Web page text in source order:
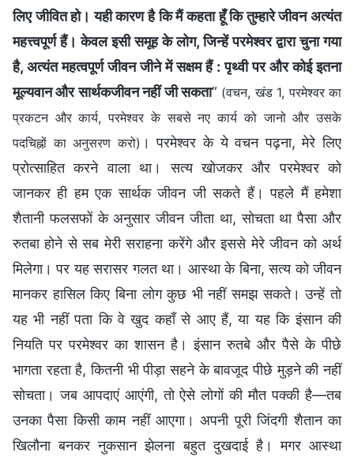
लिए जीवित हो। यही कारण है कि मैं कहता हूँ कि तुम्हारे जीवन अत्यंत
महत्त्वपूर्ण हैं। केवल इसी समूह के लोग, जिन्हें परमेश्वर द्वारा चुना गया
है, अत्यंत महत्वपूर्ण जीवन जीने में सक्षम हैं : पृथ्वी पर और कोई इतना
मूल्यवान और सार्थकजीवन नहीं जी सकता” (वचन, खंड 1, परमेश्वर का
प्रकटन और कार्य, परमेश्वर के सबसे नए कार्य को जानो और उसके
पदचिह्नों का अनुसरण करो) । परमेश्वर के ये वचन पढ़ना, मेरे लिए
प्रोत्साहित करने वाला था। सत्य खोजकर और परमेश्वर को
जानकर ही हम एक सार्थक जीवन जी सकते हैं। पहले मैं हमेशा
शैतानी फलसफों के अनुसार जीवन जीता था, सोचता था पैसा और
रुतबा होने से सब मेरी सराहना करेंगे और इससे मेरे जीवन को अर्थ
मिलेगा। पर यह सरासर गलत था। आस्था के बिना, सत्य को जीवन
मानकर हासिल किए बिना लोग कुछ भी नहीं समझ सकते। उन्हें तो
यह भी नहीं पता कि वे खुद कहाँ से आए हैं, या यह कि इंसान की
नियति पर परमेश्वर का शासन है। इंसान रुतबे और पैसे के पीछे
भागता रहता है, कितनी भी पीड़ा सहने के बावजूद पीछे मुड़ने की नहीं
सोचता। जब आपदाएं आएंगी, तो ऐसे लोगों की मौत पक्की है—तब
उनका पैसा किसी काम नहीं आएगा। अपनी पूरी जिंदगी शैतान का
खिलौना बनकर नुकसान झेलना बहुत दुखदाई है। मगर आस्था